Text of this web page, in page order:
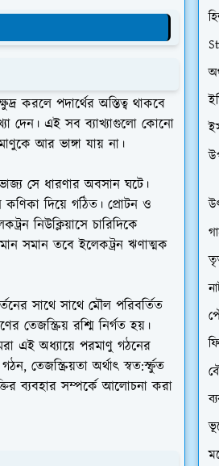
করলে পদার্থের অস্তিত্ব থাকবে
দেন। এই সব ব্যাখ্যাগুলো কোনো
আর ভাঙ্গা যায় না।
সে ধারণার অবসান ঘটে।
কণিকা দিয়ে গঠিত। প্রোটন ও
নিউক্লিয়াসে চারিদিকে
সমান তবে ইলেকট্রন ঋণাত্মক
সাথে সাথে মৌল পরিবর্তিত
তেজস্ক্রিয় রশ্মি নির্গত হয়।
এই অধ্যায়ে পরমাণু গঠনের
তেজস্ক্রিয়তা অর্থাৎ স্বত:র্স্ফুত
ব্যবহার সম্পর্কে আলোচনা করা